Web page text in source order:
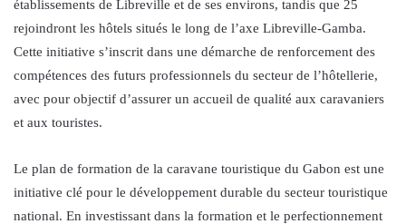
établissements de Libreville et de ses environs, tandis que 25
rejoindront les hôtels situés le long de l’axe Libreville-Gamba.
Cette initiative s’inscrit dans une démarche de renforcement des
compétences des futurs professionnels du secteur de l’hôtellerie,
avec pour objectif d’assurer un accueil de qualité aux caravaniers
et aux touristes.
Le plan de formation de la caravane touristique du Gabon est une
initiative clé pour le développement durable du secteur touristique
national. En investissant dans la formation et le perfectionnement